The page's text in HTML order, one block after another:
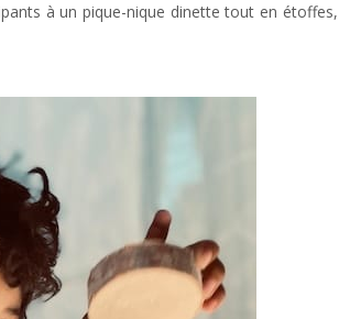
à un pique-nique dinette tout en étoffes,